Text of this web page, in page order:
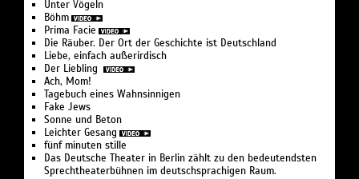
Unter Vögeln
Böhm
Prima Facie
Die Räuber. Der Ort der Geschichte ist Deutschland
Liebe, einfach außerirdisch
Der Liebling
Ach, Mom!
Tagebuch eines Wahnsinnigen
Fake Jews
Sonne und Beton
Leichter Gesang
fünf minuten stille
Das Deutsche Theater in Berlin zählt zu den bedeutendsten
Sprechtheaterbühnen im deutschsprachigen Raum.